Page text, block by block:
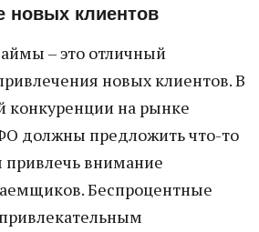
новых клиентов
– это отличный
новых клиентов. В
конкуренции на рынке
должны предложить что-то
привлечь внимание
Беспроцентные